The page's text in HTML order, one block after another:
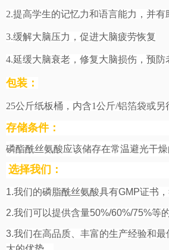
2.提高学生的记忆力和语言能力，并有
3.缓解大脑压力，促进大脑疲劳恢复
4.延缓大脑衰老，修复大脑损伤，预防
包装：
25公斤纸板桶，内含1公斤/铝箔袋或另
存储条件：
磷酯酰丝氨酸应该储存在常温避光干燥
选择我们：
1.我们的磷脂酰丝氨酸具有GMP证书
2.我们可以提供含量50%/60%/75%等
3.我们在高品质、丰富的生产经验和